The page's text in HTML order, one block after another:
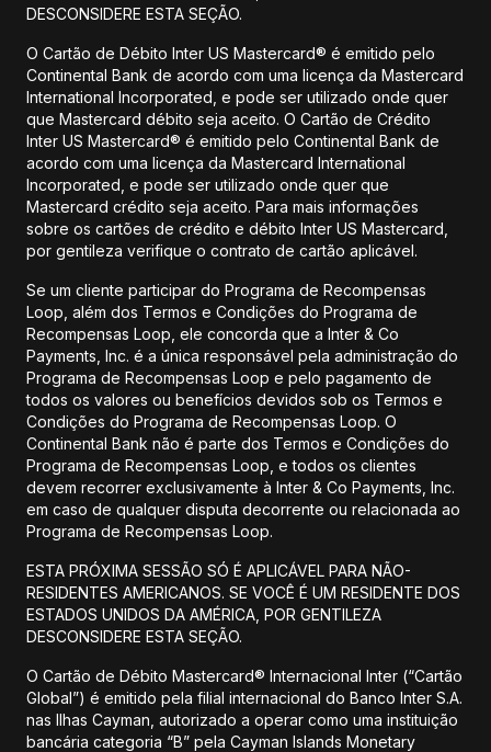
DESCONSIDERE ESTA SEÇÃO.
O Cartão de Débito Inter US Mastercard® é emitido pelo
Continental Bank de acordo com uma licença da Mastercard
International Incorporated, e pode ser utilizado onde quer
que Mastercard débito seja aceito. O Cartão de Crédito
Inter US Mastercard® é emitido pelo Continental Bank de
acordo com uma licença da Mastercard International
Incorporated, e pode ser utilizado onde quer que
Mastercard crédito seja aceito. Para mais informações
sobre os cartões de crédito e débito Inter US Mastercard,
por gentileza verifique o contrato de cartão aplicável.
Se um cliente participar do Programa de Recompensas
Loop, além dos Termos e Condições do Programa de
Recompensas Loop, ele concorda que a Inter & Co
Payments, Inc. é a única responsável pela administração do
Programa de Recompensas Loop e pelo pagamento de
todos os valores ou benefícios devidos sob os Termos e
Condições do Programa de Recompensas Loop. O
Continental Bank não é parte dos Termos e Condições do
Programa de Recompensas Loop, e todos os clientes
devem recorrer exclusivamente à Inter & Co Payments, Inc.
em caso de qualquer disputa decorrente ou relacionada ao
Programa de Recompensas Loop.
ESTA PRÓXIMA SESSÃO SÓ É APLICÁVEL PARA NÃO-
RESIDENTES AMERICANOS. SE VOCÊ É UM RESIDENTE DOS
ESTADOS UNIDOS DA AMÉRICA, POR GENTILEZA
DESCONSIDERE ESTA SEÇÃO.
O Cartão de Débito Mastercard® Internacional Inter (“Cartão
Global”) é emitido pela filial internacional do Banco Inter S.A.
nas Ilhas Cayman, autorizado a operar como uma instituição
bancária categoria “B” pela Cayman Islands Monetary